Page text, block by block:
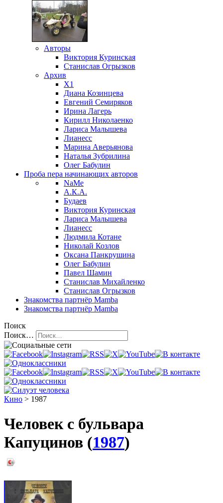
Авторы
Виктория Куринская
Станислав Огрызков
Архив
X1
Диана Козинцева
Евгений Семиряков
Ирина Лагерь
Кирилл Николаенко
Лариса Малышева
Лианесс
Марина Аверьянова
Наталья Зубрилина
Олег Бабулин
Проба пера начинающих авторов
NaMe
А.К.А.
Будаев
Виктория Куринская
Лариса Малышева
Лианесс
Людмила Котане
Николай Козлов
Оксана Панкрушина
Олег Бабулин
Павел Шамин
Станислав Михайленко
Станислав Огрызков
Знакомства партнёр Mamba
Знакомства партнёр Mamba
Поиск
Поиск…
Кино > 1987
Человек с бульвара
Капуцинов (1987)